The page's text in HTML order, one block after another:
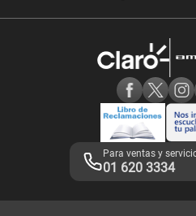
Consulta de IMEI
Consulta de reclamos
Adquirientes iPhone 6, 6S y SE
Mensaje de Seguridad
Términos y Condiciones de Tienda
Libro de Reclamaciones
Legales de marketplace
Para ventas y
01 620 3334